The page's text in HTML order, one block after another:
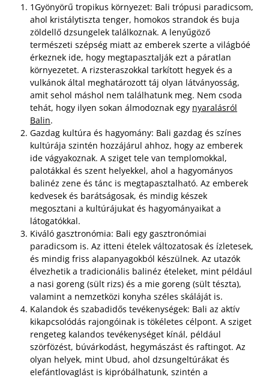
1Gyönyörű tropikus környezet: Bali trópusi paradicsom,
ahol kristálytiszta tenger, homokos strandok és buja
zöldellő dzsungelek találkoznak. A lenyűgöző
természeti szépség miatt az emberek szerte a világbóé
érkeznek ide, hogy megtapasztalják ezt a páratlan
környezetet. A rizsteraszokkal tarkított hegyek és a
vulkánok által meghatározott táj olyan látványosság,
amit sehol máshol nem találhatunk meg. Nem csoda
tehát, hogy ilyen sokan álmodoznak egy nyaralásról
Balin.
Gazdag kultúra és hagyomány: Bali gazdag és színes
kultúrája szintén hozzájárul ahhoz, hogy az emberek
ide vágyakoznak. A sziget tele van templomokkal,
palotákkal és szent helyekkel, ahol a hagyományos
balinéz zene és tánc is megtapasztalható. Az emberek
kedvesek és barátságosak, és mindig készek
megosztani a kultúrájukat és hagyományaikat a
látogatókkal.
Kiváló gasztronómia: Bali egy gasztronómiai
paradicsom is. Az itteni ételek változatosak és ízletesek,
és mindig friss alapanyagokból készülnek. Az utazók
élvezhetik a tradicionális balinéz ételeket, mint például
a nasi goreng (sült rizs) és a mie goreng (sült tészta),
valamint a nemzetközi konyha széles skáláját is.
Kalandok és szabadidős tevékenységek: Bali az aktív
kikapcsolódás rajongóinak is tökéletes célpont. A sziget
rengeteg kalandos tevékenységet kínál, például
szörfözést, búvárkodást, hegymászást és raftingot. Az
olyan helyek, mint Ubud, ahol dzsungeltúrákat és
elefántlovaglást is kipróbálhatunk, szintén a